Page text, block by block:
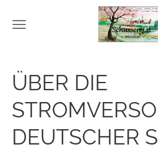
ÜBER DIE
DEUTSCHER